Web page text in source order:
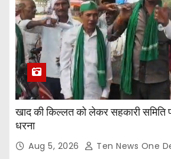
खाद की किल्लत को लेकर सहकारी समिति
धरना
Aug 5, 2026 Ten News One